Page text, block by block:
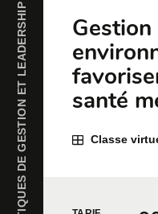
PRATIQUES DE GESTION ET LEADERSHIP santé
Classe